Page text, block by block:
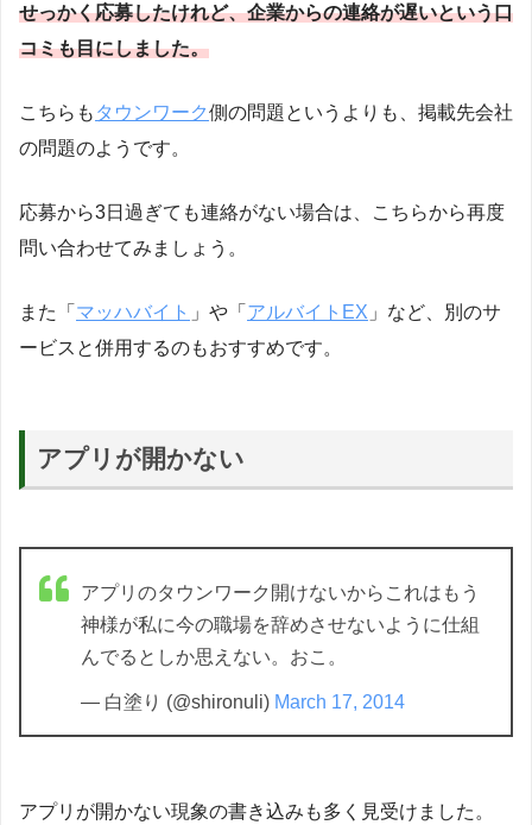
せっかく応募したけれど、企業からの連絡が遅いという口
コミも目にしました。
こちらも タウンワーク側の問題というよりも、掲載先会社
の問題のようです。
応募から3日過ぎても連絡がない場合は、こちらから再度
問い合わせてみましょう。
また「 マッハバイト 」や「 アルバイトEX 」など、別のサ
ービスと併用するのもおすすめです。
アプリが開かない
アプリのタウンワーク開けないからこれはもう
神様が私に今の職場を辞めさせないように仕組
んでるとしか思えない。おこ。
— 白塗り (@shironuli) March 17, 2014
アプリが開かない現象の書き込みも多く見受けました。